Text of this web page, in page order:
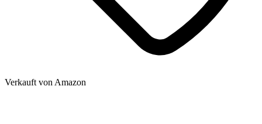
Verkauft von Amazon